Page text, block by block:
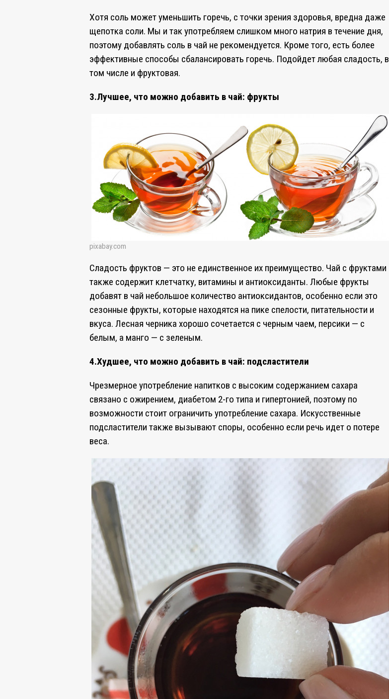
Хотя соль может уменьшить горечь, с точки зрения здоровья, вредна даже
щепотка соли. Мы и так употребляем слишком много натрия в течение дня,
поэтому добавлять соль в чай не рекомендуется. Кроме того, есть более
эффективные способы сбалансировать горечь. Подойдет любая сладость, в
том числе и фруктовая.
3.Лучшее, что можно добавить в чай: фрукты
pixabay.com
Сладость фруктов — это не единственное их преимущество. Чай с фруктами
также содержит клетчатку, витамины и антиоксиданты. Любые фрукты
добавят в чай небольшое количество антиоксидантов, особенно если это
сезонные фрукты, которые находятся на пике спелости, питательности и
вкуса. Лесная черника хорошо сочетается с черным чаем, персики — с
белым, а манго — с зеленым.
4.Худшее, что можно добавить в чай: подсластители
Чрезмерное употребление напитков с высоким содержанием сахара
связано с ожирением, диабетом 2-го типа и гипертонией, поэтому по
возможности стоит ограничить употребление сахара. Искусственные
подсластители также вызывают споры, особенно если речь идет о потере
веса.